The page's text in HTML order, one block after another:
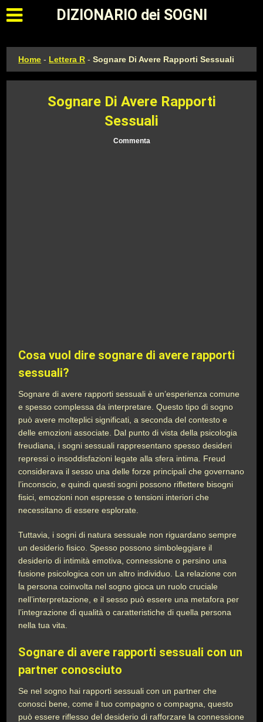
Apri il menu principale
DIZIONARIO dei SOGNI
Home - Lettera R -Sognare Di Avere Rapporti Sessuali
Sognare Di Avere Rapporti
Sessuali
Commenta
Cosa vuol dire sognare di avere rapporti
sessuali?
Sognare di avere rapporti sessuali è un’esperienza comune
e spesso complessa da interpretare. Questo tipo di sogno
può avere molteplici significati, a seconda del contesto e
delle emozioni associate. Dal punto di vista della psicologia
freudiana, i sogni sessuali rappresentano spesso desideri
repressi o insoddisfazioni legate alla sfera intima. Freud
considerava il sesso una delle forze principali che governano
l’inconscio, e quindi questi sogni possono riflettere bisogni
fisici, emozioni non espresse o tensioni interiori che
necessitano di essere esplorate.
Tuttavia, i sogni di natura sessuale non riguardano sempre
un desiderio fisico. Spesso possono simboleggiare il
desiderio di intimità emotiva, connessione o persino una
fusione psicologica con un altro individuo. La relazione con
la persona coinvolta nel sogno gioca un ruolo cruciale
nell’interpretazione, e il sesso può essere una metafora per
l’integrazione di qualità o caratteristiche di quella persona
nella tua vita.
Sognare di avere rapporti sessuali con un
partner conosciuto
Se nel sogno hai rapporti sessuali con un partner che
conosci bene, come il tuo compagno o compagna, questo
può essere riflesso del desiderio di rafforzare la connessione